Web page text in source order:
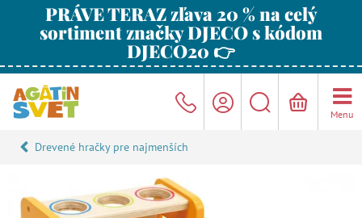
PRÁVE TERAZ zľava 20 % na celý
sortiment značky DJECO s kódom
DJECO20 👉
Menu
Drevené hračky pre najmenších